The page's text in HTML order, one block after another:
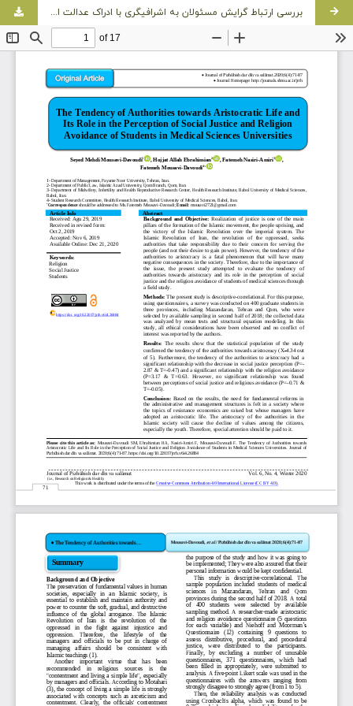
بررسی ارتباط گرایش مسئولان به اشرافیگری با ادراک عدالت اجتماعی و دین‌گریزی دانشجویان دانشگاه‌های علوم پزشکی